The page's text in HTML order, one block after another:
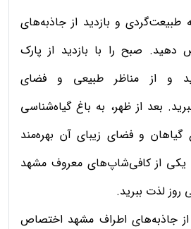
طبیعت‌گردی و بازدید از جاذبه‌های
صبح را با بازدید از پارک
و از مناظر طبیعی و فضای
بعد از ظهر، به باغ گیاه‌شناسی
گیاهان و فضای زیبای آن بهره‌مند
یکی از کافی‌شاپ‌های معروف مشهد
روز لذت ببرید.
از جاذبه‌های اطراف مشهد اختصاص